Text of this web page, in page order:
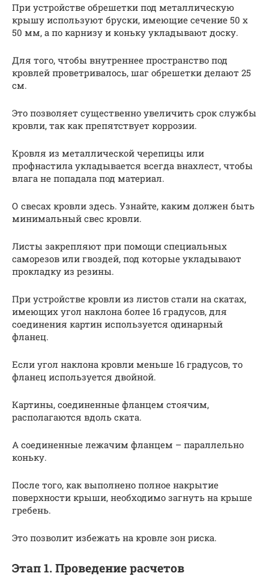
При устройстве обрешетки под металлическую
крышу используют бруски, имеющие сечение 50 х
50 мм, а по карнизу и коньку укладывают доску.
Для того, чтобы внутреннее пространство под
кровлей проветривалось, шаг обрешетки делают 25
см.
Это позволяет существенно увеличить срок службы
кровли, так как препятствует коррозии.
Кровля из металлической черепицы или
профнастила укладывается всегда внахлест, чтобы
влага не попадала под материал.
О свесах кровли здесь. Узнайте, каким должен быть
минимальный свес кровли.
Листы закрепляют при помощи специальных
саморезов или гвоздей, под которые укладывают
прокладку из резины.
При устройстве кровли из листов стали на скатах,
имеющих угол наклона более 16 градусов, для
соединения картин используется одинарный
фланец.
Если угол наклона кровли меньше 16 градусов, то
фланец используется двойной.
Картины, соединенные фланцем стоячим,
располагаются вдоль ската.
А соединенные лежачим фланцем – параллельно
коньку.
После того, как выполнено полное накрытие
поверхности крыши, необходимо загнуть на крыше
гребень.
Это позволит избежать на кровле зон риска.
Этап 1. Проведение расчетов